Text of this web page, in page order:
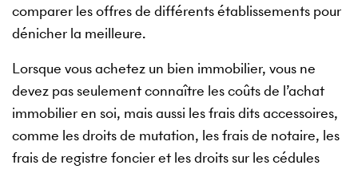
comparer les offres de différents établissements pour
dénicher la meilleure.
Lorsque vous achetez un bien immobilier, vous ne
devez pas seulement connaître les coûts de l’achat
immobilier en soi, mais aussi les frais dits accessoires,
comme les droits de mutation, les frais de notaire, les
frais de registre foncier et les droits sur les cédules